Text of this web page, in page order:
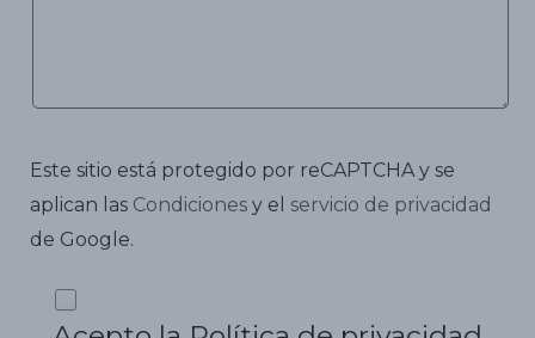
Este sitio está protegido por reCAPTCHA y se
aplican las Condiciones y el servicio de privacidad
de Google.